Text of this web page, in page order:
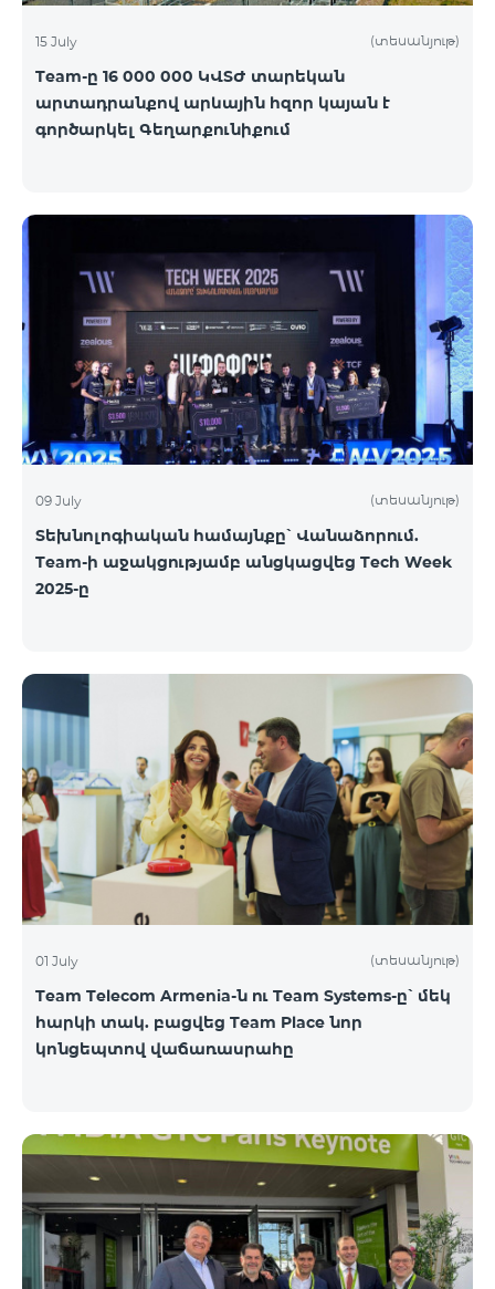
15 July (տեսանյութ)
Team-ը 16 000 000 ԿՎՏԺ տարեկան
արտադրանքով արևային հզոր կայան է
գործարկել Գեղարքունիքում
09 July (տեսանյութ)
Տեխնոլոգիական համայնքը՝ Վանաձորում.
Team-ի աջակցությամբ անցկացվեց Tech Week
2025-ը
01 July (տեսանյութ)
Team Telecom Armenia-ն ու Team Systems-ը՝ մեկ
հարկի տակ. բացվեց Team Place նոր
կոնցեպտով վաճառասրահը